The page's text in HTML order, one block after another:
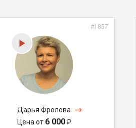
#1857
Дарья Фролова
Цена от 6 000₽